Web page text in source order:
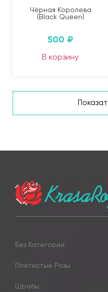
Чёрная Королева
(Black Queen)
500 ₽
В корзину
Без Категории
Плетистые Розы
Шрабы